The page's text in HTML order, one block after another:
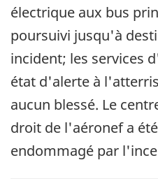
électrique aux bus
poursuivi jusqu'à
incident; les services
état d'alerte à
aucun blessé. Le
droit de l'aéronef a
endommagé par